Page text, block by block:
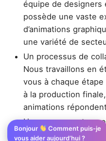
Bonjour
Comment puis-je
vous aider aujourd’hui ?
équipe de designers
possède une vaste
d’animations
une variété de
Un processus de
Nous travaillons en
vous à chaque étape
à la production
animations
Un engagement
utilisons des